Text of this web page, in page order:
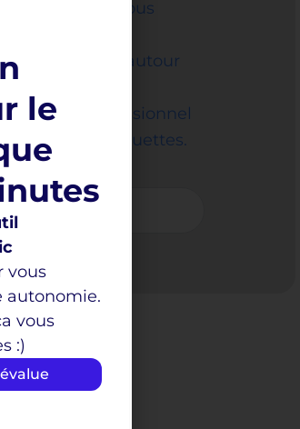
à qui vous vous
captivante autour
professionnel
ou vos plaquettes.
de l'I
le
vous
autonomie.
vous
:)